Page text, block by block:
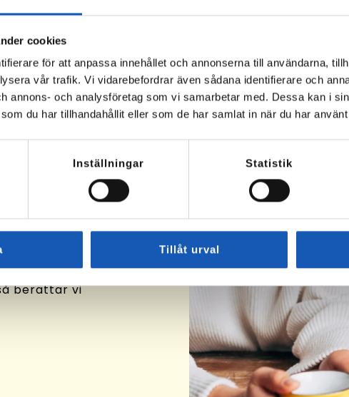
cookies
för att anpassa innehållet och annonserna till användarna,
vår trafik. Vi vidarebefordrar även sådana identifierare och
annons- och analysföretag som vi samarbetar med. Dessa kan i
du har tillhandahållit eller som de har samlat in när du har
Inställningar Statistik
Tillåt urval
av Sveriges
med att
mål på
att ge våra
hitta rätt,
Steg till Arbete,
för
där du bor?
besök oss
berättar vi